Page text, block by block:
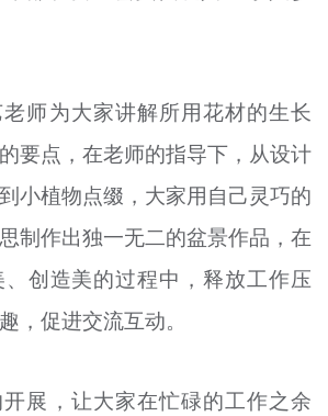
+
师为大家讲解所用花材的生长
要点，在老师的指导下，从设计
小植物点缀，大家用自己灵巧的
制作出独一无二的盆景作品，在
创造美的过程中，释放工作压
，促进交流互动。
展，让大家在忙碌的工作之余